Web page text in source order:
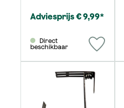
Adviesprijs € 9,99*
beschikbaar